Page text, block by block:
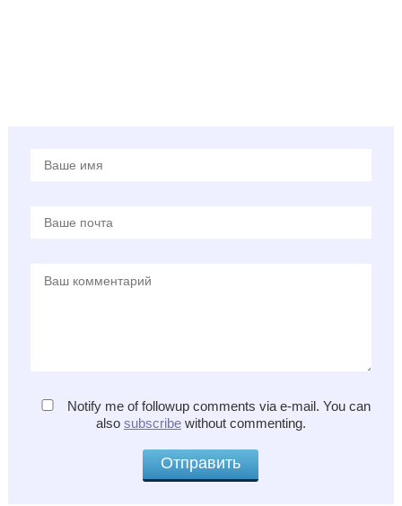
Notify me of followup comments via e-mail. You can
also subscribewithout commenting.